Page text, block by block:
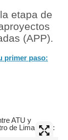
etapa de
(APP).
primer paso: